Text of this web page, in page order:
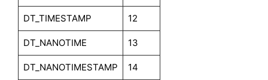
DT_TIMESTAMP 12
DT_NANOTIME 13
DT_NANOTIMESTAMP 14